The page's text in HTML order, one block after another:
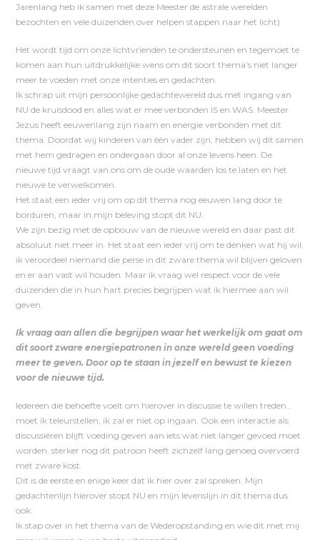
Jarenlang heb ik samen met deze Meester de astrale werelden
bezochten en vele duizenden over helpen stappen naar het licht)
Het wordt tijd om onze lichtvrienden te ondersteunen en tegemoet te
komen aan hun uitdrukkelijke wens om dit soort thema’s niet langer
meer te voeden met onze intenties en gedachten.
Ik schrap uit mijn persoonlijke gedachtewereld dus met ingang van
NU de kruisdood en alles wat er mee verbonden IS en WAS. Meester
Jezus heeft eeuwenlang zijn naam en energie verbonden met dit
thema. Doordat wij kinderen van één vader zijn, hebben wij dit samen
met hem gedragen en ondergaan door al onze levens heen. De
nieuwe tijd vraagt van ons om de oude waarden los te laten en het
nieuwe te verwelkomen.
Het staat een ieder vrij om op dit thema nog eeuwen lang door te
borduren, maar in mijn beleving stopt dit NU.
We zijn bezig met de opbouw van de nieuwe wereld en daar past dit
absoluut niet meer in. Het staat een ieder vrij om te denken wat hij wil,
ik veroordeel niemand die perse in dit zware thema wil blijven geloven
en er aan vast wil houden. Maar ik vraag wel respect voor de vele
duizenden die in hun hart precies begrijpen wat ik hiermee aan wil
geven.
Ik vraag aan allen die begrijpen waar het werkelijk om gaat om
dit soort zware energiepatronen in onze wereld geen voeding
meer te geven. Door op te staan in jezelf en bewust te kiezen
voor de nieuwe tijd.
Iedereen die behoefte voelt om hierover in discussie te willen treden ,
moet ik teleurstellen, ik zal er niet op ingaan. Ook een interactie als
discussiëren blijft voeding geven aan iets wat niet langer gevoed moet
worden..sterker nog dit patroon heeft zichzelf lang genoeg overvoerd
met zware kost.
Dit is de eerste en enige keer dat ik hier over zal spreken. Mijn
gedachtenlijn hierover stopt NU en mijn levenslijn in dit thema dus
ook.
Ik stap over in het thema van de Wederopstanding en wie dit met mij